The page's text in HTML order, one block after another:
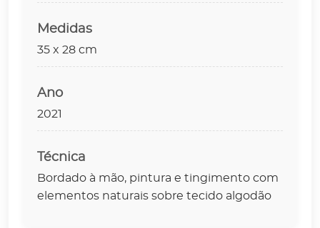
Medidas
35 x 28 cm
Ano
2021
Técnica
Bordado à mão, pintura e tingimento com
elementos naturais sobre tecido algodão